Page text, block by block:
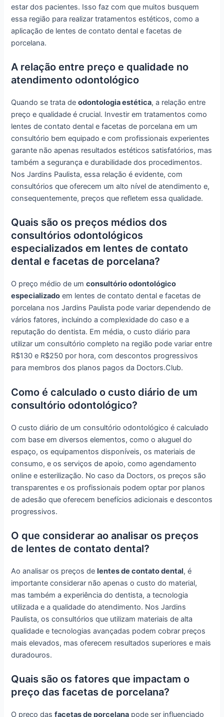
estar dos pacientes. Isso faz com que muitos busquem
essa região para realizar tratamentos estéticos, como a
aplicação de lentes de contato dental e facetas de
porcelana.
A relação entre preço e qualidade no
atendimento odontológico
Quando se trata deodontologia estética, a relação entre
preço e qualidade é crucial. Investir em tratamentos como
lentes de contato dental e facetas de porcelana em um
consultório bem equipado e com profissionais experientes
garante não apenas resultados estéticos satisfatórios, mas
também a segurança e durabilidade dos procedimentos.
Nos Jardins Paulista, essa relação é evidente, com
consultórios que oferecem um alto nível de atendimento e,
consequentemente, preços que refletem essa qualidade.
Quais são os preços médios dos
consultórios odontológicos
especializados em lentes de contato
dental e facetas de porcelana?
O preço médio de umconsultório odontológico
especializado em lentes de contato dental e facetas de
porcelana nos Jardins Paulista pode variar dependendo de
vários fatores, incluindo a complexidade do caso e a
reputação do dentista. Em média, o custo diário para
utilizar um consultório completo na região pode variar entre
R$130 e R$250 por hora, com descontos progressivos
para membros dos planos pagos da Doctors.Club.
Como é calculado o custo diário de um
consultório odontológico?
O custo diário de um consultório odontológico é calculado
com base em diversos elementos, como o aluguel do
espaço, os equipamentos disponíveis, os materiais de
consumo, e os serviços de apoio, como agendamento
online e esterilização. No caso da Doctors, os preços são
transparentes e os profissionais podem optar por planos
de adesão que oferecem benefícios adicionais e descontos
progressivos.
O que considerar ao analisar os preços
de lentes de contato dental?
Ao analisar os preços delentes de contato dental, é
importante considerar não apenas o custo do material,
mas também a experiência do dentista, a tecnologia
utilizada e a qualidade do atendimento. Nos Jardins
Paulista, os consultórios que utilizam materiais de alta
qualidade e tecnologias avançadas podem cobrar preços
mais elevados, mas oferecem resultados superiores e mais
duradouros.
Quais são os fatores que impactam o
preço das facetas de porcelana?
O preço dasfacetas de porcelana pode ser influenciado